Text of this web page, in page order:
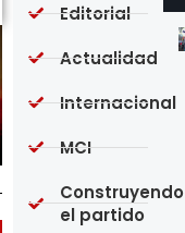
Editorial
Actualidad
Internacional
MCI
Construyendo
el partido